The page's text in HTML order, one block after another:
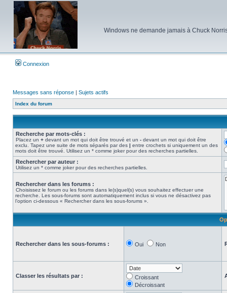
Windows ne demande jamais à Chuck
Connexion
Messages sans réponse | Sujets actifs
Index du forum
Recherche par mots-clés :
Placez un + devant un mot qui doit être trouvé et un - devant un mot qui doit être
exclu. Tapez une suite de mots séparés par des | entre crochets si uniquement un des
mots doit être trouvé. Utilisez un * comme joker pour des recherches partielles.
Rechercher par auteur :
Utilisez un * comme joker pour des recherches partielles.
Rechercher dans les forums :
Choisissez le forum ou les forums dans le(s)quel(s) vous souhaitez effectuer une
recherche. Les sous-forums sont automatiquement inclus si vous ne désactivez pas
l’option ci-dessous « Rechercher dans les sous-forums ».
Rechercher dans les sous-forums : Oui Non
Classer les résultats par :
Croissant
Décroissant